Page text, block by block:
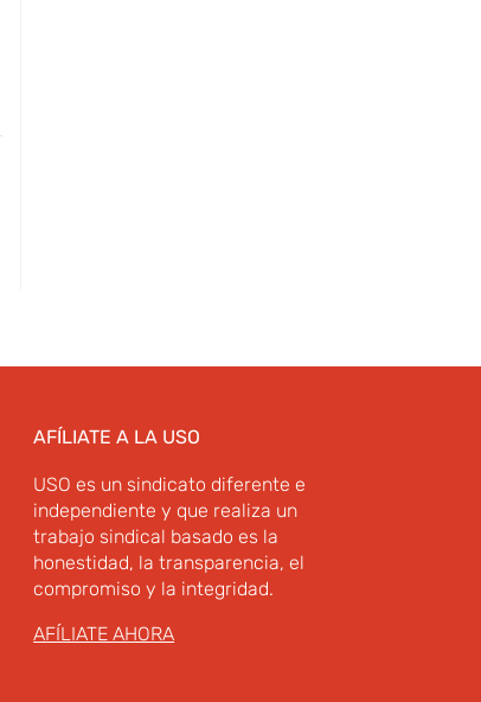
AFÍLIATE A LA USO
USO es un sindicato diferente e
independiente y que realiza un
trabajo sindical basado es la
honestidad, la transparencia, el
compromiso y la integridad.
AFÍLIATE AHORA